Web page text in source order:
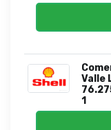
Valle
1